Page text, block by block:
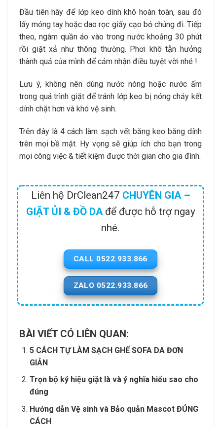
Đầu tiên hãy để lớp keo dính khô hoàn toàn, sau đó
lấy móng tay hoặc dao rọc giấy cạo bỏ chúng đi. Tiếp
theo, ngâm quần áo vào trong nước khoảng 30 phút
rồi giặt xả như thông thường. Phơi khô tận hưởng
thành quả của mình để cảm nhận điều tuyệt vời nhé !
Lưu ý, không nên dùng nước nóng hoặc nước ấm
trong quá trình giặt để tránh lớp keo bị nóng chảy kết
dính chặt hơn và khó vệ sinh.
Trên đây là 4 cách làm sạch vết băng keo băng dính
trên mọi bề mặt. Hy vọng sẽ giúp ích cho bạn trong
mọi công việc & tiết kiệm được thời gian cho gia đình.
Liên hệ DrClean247 CHUYÊN GIA –
GIẶT ỦI & ĐỒ DAđể được hỗ trợ ngay
nhé.
CALL 0522.933.866
ZALO 0522.933.866
BÀI VIẾT CÓ LIÊN QUAN:
5 CÁCH TỰ LÀM SẠCH GHẾ SOFA DA ĐƠN
GIẢN
Trọn bộ ký hiệu giặt là và ý nghĩa hiểu sao cho
đúng
Hướng dẫn Vệ sinh và Bảo quản Mascot ĐÚNG
CÁCH